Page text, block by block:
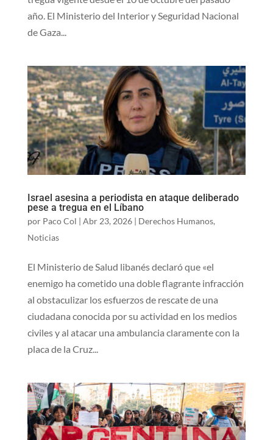
año. El Ministerio del Interior y Seguridad Nacional
de Gaza...
Israel asesina a periodista en ataque deliberado
pese a tregua en el Líbano
por Paco Col | Abr 23, 2026| Derechos Humanos,
Noticias
El Ministerio de Salud libanés declaró que «el
enemigo ha cometido una doble flagrante infracción
al obstaculizar los esfuerzos de rescate de una
ciudadana conocida por su actividad en los medios
civiles y al atacar una ambulancia claramente con la
placa de la Cruz...